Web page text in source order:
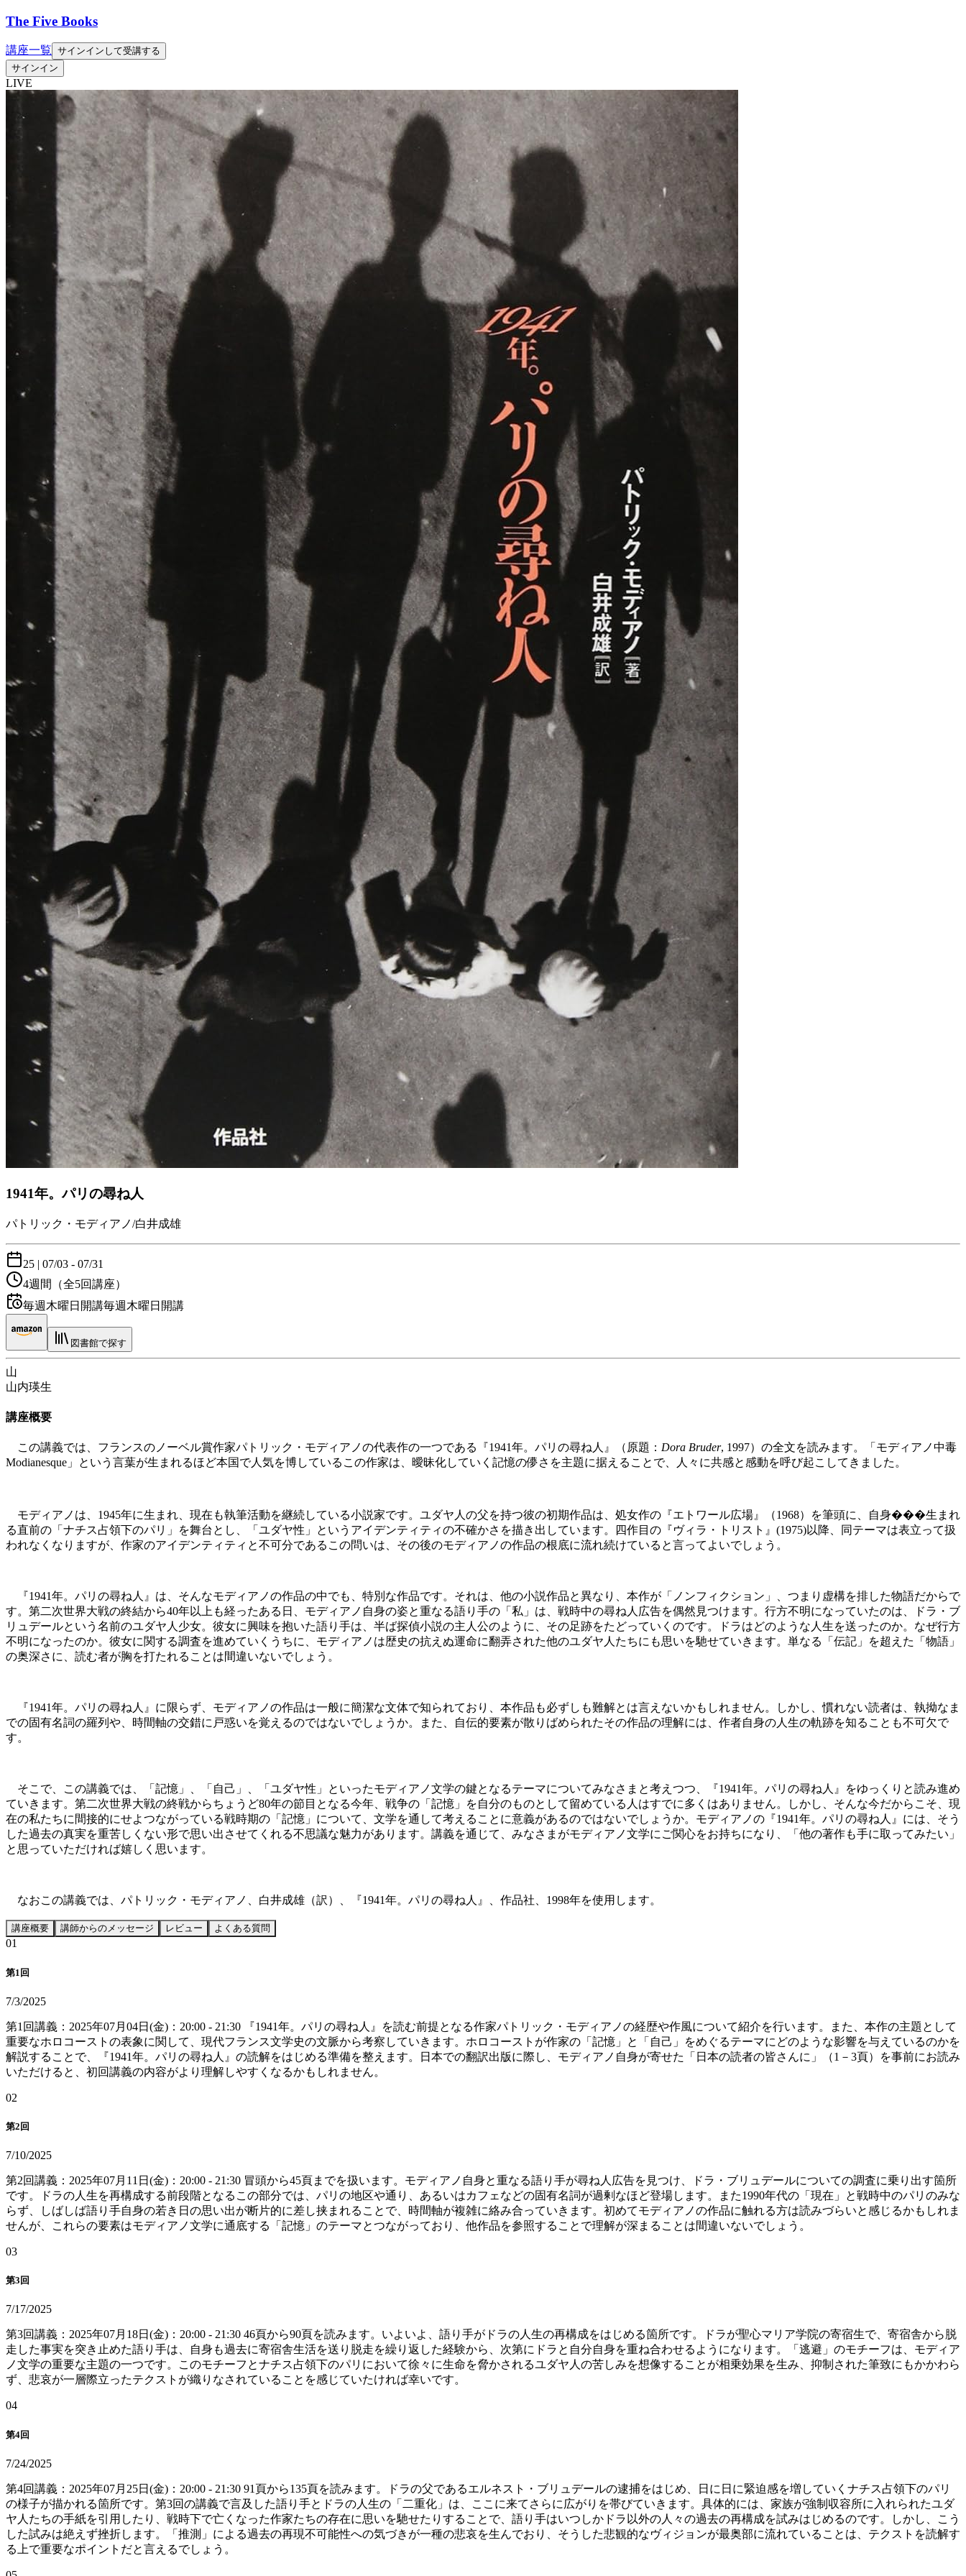
The Five Books
講座一覧 サインインして受講する
サインイン
LIVE
1941年。パリの尋ね人
パトリック・モディアノ/白井成雄
25 | 07/03 - 07/31
4週間
（全5回講座）
毎週木曜日開講毎週木曜日開講
図書館で探す
山
山内瑛生
講座概要
この講義では、フランスのノーベル賞作家パトリック・モディアノの代表作の一つである『1941年。パリの尋ね人』（原題： Dora Bruder, 1997）の全文を読みます。「モディアノ中毒
Modianesque」という言葉が生まれるほど本国で人気を博しているこの作家は、曖昧化していく記憶の儚さを主題に据えることで、人々に共感と感動を呼び起こしてきました。
モディアノは、1945年に生まれ、現在も執筆活動を継続している小説家です。ユダヤ人の父を持つ彼の初期作品は、処女作の『エトワール広場』（1968）を筆頭に、自身���生まれ
る直前の「ナチス占領下のパリ」を舞台とし、「ユダヤ性」というアイデンティティの不確かさを描き出しています。四作目の『ヴィラ・トリスト』(1975)以降、同テーマは表立って扱
われなくなりますが、作家のアイデンティティと不可分であるこの問いは、その後のモディアノの作品の根底に流れ続けていると言ってよいでしょう。
『1941年。パリの尋ね人』は、そんなモディアノの作品の中でも、特別な作品です。それは、他の小説作品と異なり、本作が「ノンフィクション」、つまり虚構を排した物語だからで
す。第二次世界大戦の終結から40年以上も経ったある日、モディアノ自身の姿と重なる語り手の「私」は、戦時中の尋ね人広告を偶然見つけます。行方不明になっていたのは、ドラ・ブ
リュデールという名前のユダヤ人少女。彼女に興味を抱いた語り手は、半ば探偵小説の主人公のように、その足跡をたどっていくのです。ドラはどのような人生を送ったのか。なぜ行方
不明になったのか。彼女に関する調査を進めていくうちに、モディアノは歴史の抗えぬ運命に翻弄された他のユダヤ人たちにも思いを馳せていきます。単なる「伝記」を超えた「物語」
の奥深さに、読む者が胸を打たれることは間違いないでしょう。
『1941年。パリの尋ね人』に限らず、モディアノの作品は一般に簡潔な文体で知られており、本作品も必ずしも難解とは言えないかもしれません。しかし、慣れない読者は、執拗なま
での固有名詞の羅列や、時間軸の交錯に戸惑いを覚えるのではないでしょうか。また、自伝的要素が散りばめられたその作品の理解には、作者自身の人生の軌跡を知ることも不可欠で
す。
そこで、この講義では、「記憶」、「自己」、「ユダヤ性」といったモディアノ文学の鍵となるテーマについてみなさまと考えつつ、『1941年。パリの尋ね人』をゆっくりと読み進め
ていきます。第二次世界大戦の終戦からちょうど80年の節目となる今年、戦争の「記憶」を自分のものとして留めている人はすでに多くはありません。しかし、そんな今だからこそ、現
在の私たちに間接的にせよつながっている戦時期の「記憶」について、文学を通して考えることに意義があるのではないでしょうか。モディアノの『1941年。パリの尋ね人』には、そう
した過去の真実を重苦しくない形で思い出させてくれる不思議な魅力があります。講義を通じて、みなさまがモディアノ文学にご関心をお持ちになり、「他の著作も手に取ってみたい」
と思っていただければ嬉しく思います。
なおこの講義では、パトリック・モディアノ、白井成雄（訳）、『1941年。パリの尋ね人』、作品社、1998年を使用します。
講座概要 講師からのメッセージ レビュー よくある質問
01
第1回
7/3/2025
第1回講義：2025年07月04日(金)：20:00 - 21:30 『1941年。パリの尋ね人』を読む前提となる作家パトリック・モディアノの経歴や作風について紹介を行います。また、本作の主題として
重要なホロコーストの表象に関して、現代フランス文学史の文脈から考察していきます。ホロコーストが作家の「記憶」と「自己」をめぐるテーマにどのような影響を与えているのかを
解説することで、『1941年。パリの尋ね人』の読解をはじめる準備を整えます。日本での翻訳出版に際し、モディアノ自身が寄せた「日本の読者の皆さんに」（1－3頁）を事前にお読み
いただけると、初回講義の内容がより理解しやすくなるかもしれません。
02
第2回
7/10/2025
第2回講義：2025年07月11日(金)：20:00 - 21:30 冒頭から45頁までを扱います。モディアノ自身と重なる語り手が尋ね人広告を見つけ、ドラ・ブリュデールについての調査に乗り出す箇所
です。ドラの人生を再構成する前段階となるこの部分では、パリの地区や通り、あるいはカフェなどの固有名詞が過剰なほど登場します。また1990年代の「現在」と戦時中のパリのみな
らず、しばしば語り手自身の若き日の思い出が断片的に差し挟まれることで、時間軸が複雑に絡み合っていきます。初めてモディアノの作品に触れる方は読みづらいと感じるかもしれま
せんが、これらの要素はモディアノ文学に通底する「記憶」のテーマとつながっており、他作品を参照することで理解が深まることは間違いないでしょう。
03
第3回
7/17/2025
第3回講義：2025年07月18日(金)：20:00 - 21:30 46頁から90頁を読みます。いよいよ、語り手がドラの人生の再構成をはじめる箇所です。ドラが聖心マリア学院の寄宿生で、寄宿舎から脱
走した事実を突き止めた語り手は、自身も過去に寄宿舎生活を送り脱走を繰り返した経験から、次第にドラと自分自身を重ね合わせるようになります。「逃避」のモチーフは、モディア
ノ文学の重要な主題の一つです。このモチーフとナチス占領下のパリにおいて徐々に生命を脅かされるユダヤ人の苦しみを想像することが相乗効果を生み、抑制された筆致にもかかわら
ず、悲哀が一層際立ったテクストが織りなされていることを感じていたければ幸いです。
04
第4回
7/24/2025
第4回講義：2025年07月25日(金)：20:00 - 21:30 91頁から135頁を読みます。ドラの父であるエルネスト・ブリュデールの逮捕をはじめ、日に日に緊迫感を増していくナチス占領下のパリ
の様子が描かれる箇所です。第3回の講義で言及した語り手とドラの人生の「二重化」は、ここに来てさらに広がりを帯びていきます。具体的には、家族が強制収容所に入れられたユダ
ヤ人たちの手紙を引用したり、戦時下で亡くなった作家たちの存在に思いを馳せたりすることで、語り手はいつしかドラ以外の人々の過去の再構成を試みはじめるのです。しかし、こう
した試みは絶えず挫折します。「推測」による過去の再現不可能性への気づきが一種の悲哀を生んでおり、そうした悲観的なヴィジョンが最奥部に流れていることは、テクストを読解す
る上で重要なポイントだと言えるでしょう。